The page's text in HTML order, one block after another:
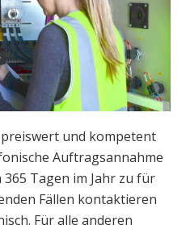
und kompetent
Auftragsannahme
Für alle anderen